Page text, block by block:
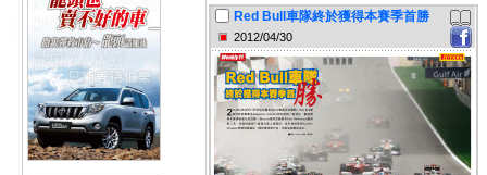
Red Bull車隊終於獲得本賽季首勝
2012/04/30